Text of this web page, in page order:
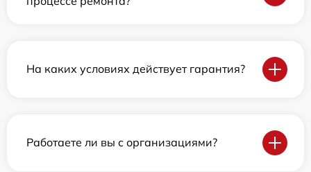
На каких условиях действует гарантия?
Работаете ли вы с организациями?